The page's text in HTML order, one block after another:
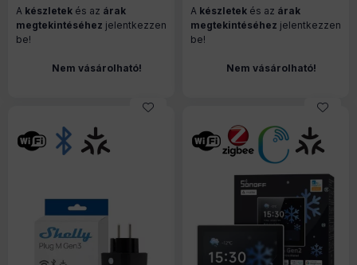
Tuya/SmartLife, Wi-Fi
A készletek és az árak
megtekintéséhez jelentkezzen
be!
Nem vásárolható!
(SNZB-06P24)
A készletek és az árak
megtekintéséhez jelentkezzen
be!
Nem vásárolható!